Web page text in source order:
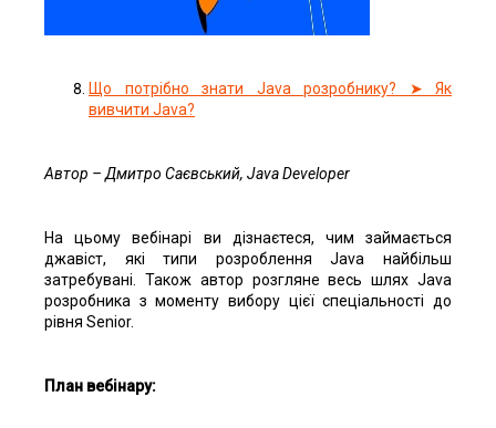
Що потрібно знати Java розробнику? ➤ Як
вивчити Java?
Автор – Дмитро Саєвський, Java Developer
На цьому вебінарі ви дізнаєтеся, чим займається
джавіст, які типи розроблення Java найбільш
затребувані. Також автор розгляне весь шлях Java
розробника з моменту вибору цієї спеціальності до
рівня Senior.
План вебінару: